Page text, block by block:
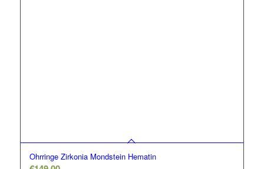
Ohrringe Zirkonia Mondstein Hematin